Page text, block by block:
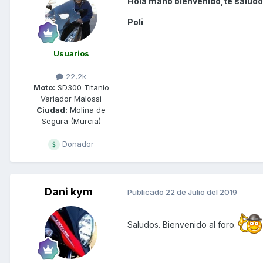
Usuarios
22,2k
Moto: SD300 Titanio
Variador Malossi
Ciudad: Molina de
Segura (Murcia)
Donador
Poli
Dani kym Publicado 22 de Julio del 2019
Saludos. Bienvenido al foro.